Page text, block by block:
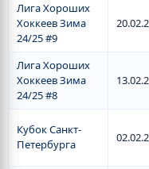
Лига Хороших
Хоккеев Зима
24/25 #9
Лига Хороших
Хоккеев Зима
24/25 #8
Кубок Санкт-
Петербурга